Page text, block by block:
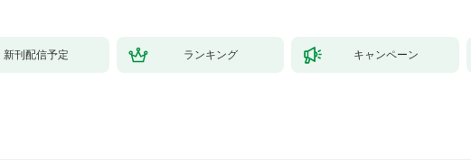
新刊配信予定 ランキング キャンペーン